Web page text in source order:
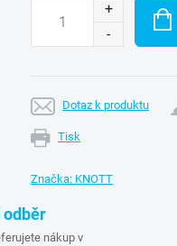
Tisk
Dotaz k produktu
Značka: KNOTT
odběr
nákup v